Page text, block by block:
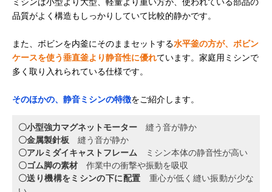
ミシンは小型より大型、軽量より重い方が、使われている部品の
品質がよく構造もしっかりしていて比較的静かです。
また、ボビンを内釜にそのままセットする水平釜の方が、ボビン
ケースを使う垂直釜より静音性に優れています。家庭用ミシンで
多く取り入れられている仕様です。
そのほかの、静音ミシンの特徴をご紹介します。
〇小型強力マグネットモーター 縫う音が静か
〇金属製針板 縫う音が静か
〇アルミダイキャストフレーム ミシン本体の静音性が高い
〇ゴム脚の素材 作業中の衝撃や振動を吸収
〇送り機構をミシンの下に配置 重心が低く縫い振動が少な